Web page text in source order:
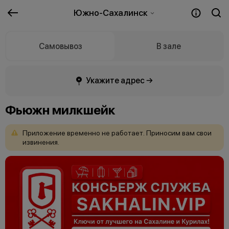
Южно-Сахалинск
Самовывоз В зале
Укажите адрес →
Фьюжн милкшейк
Приложение временно не работает. Приносим вам свои
извинения.